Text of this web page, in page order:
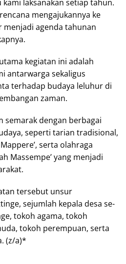
kami laksanakan setiap tahun.
mengajukannya ke
menjadi agenda tahunan
kegiatan ini adalah
antarwarga sekaligus
terhadap budaya leluhur di
zaman.
semarak dengan berbagai
seperti tarian tradisional,
serta olahraga
Massempe’ yang menjadi
tersebut unsur
sejumlah kepala desa se-
tokoh agama, tokoh
tokoh perempuan, serta
(z/a)*